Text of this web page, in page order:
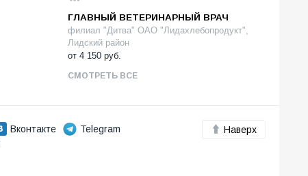
ГЛАВНЫЙ ВЕТЕРИНАРНЫЙ ВРАЧ
филиал "Дитва" ОАО "Лидахлебопродукт",
Лидский район
от 4 150 руб.
СМОТРЕТЬ ВСЕ
Вконтакте
Telegram
Наверх